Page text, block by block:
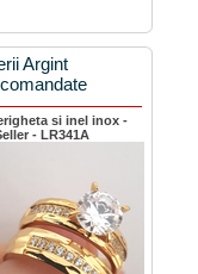
Argint
si inel inox -
- LR341A